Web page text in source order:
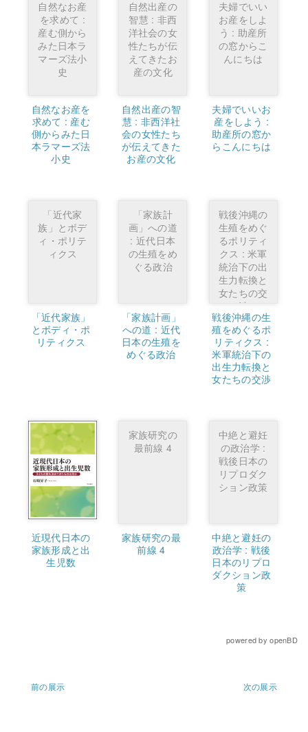
自然なお産
を求めて :
産む側から
みた日本ラ
マーズ法小
史
自然なお産を
求めて : 産む
側からみた日
本ラマーズ法
小史
自然出産の
智慧 : 非西
洋社会の女
性たちが伝
えてきたお
産の文化
自然出産の智
慧 : 非西洋社
会の女性たち
が伝えてきた
お産の文化
夫婦でいい
お産をしよ
う : 助産所
の窓からこ
んにちは
夫婦でいいお
産をしよう :
助産所の窓か
らこんにちは
「近代家
族」とボデ
ィ・ポリテ
ィクス
「近代家族」
とボディ・ポ
リティクス
「家族計
画」への道
: 近代日本
の生殖をめ
ぐる政治
「家族計画」
への道 : 近代
日本の生殖を
めぐる政治
戦後沖縄の
生殖をめぐ
るポリティ
クス : 米軍
統治下の出
生力転換と
女たちの交
渉
戦後沖縄の生
殖をめぐるポ
リティクス :
米軍統治下の
出生力転換と
女たちの交渉
近現代日本の
家族形成と出
生児数
家族研究の
最前線 4
家族研究の最
前線 4
中絶と避妊
の政治学 :
戦後日本の
リプロダク
ション政策
中絶と避妊の
政治学 : 戦後
日本のリプロ
ダクション政
策
powered byopenBD
前の展示 次の展示